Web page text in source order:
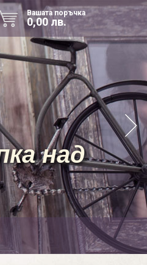
Вашата поръчка
0,00 лв.
над